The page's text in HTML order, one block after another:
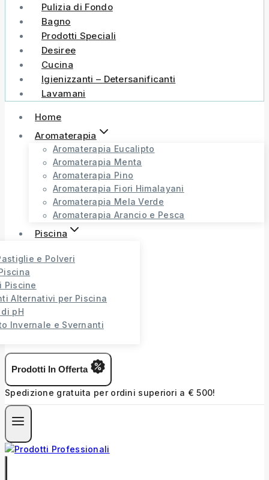
Pulizia di Fondo
Bagno
Prodotti Speciali
Desiree
Cucina
Igienizzanti – Detersanificanti
Lavamani
Home
Aromaterapia
Aromaterapia Eucalipto
Aromaterapia Menta
Aromaterapia Pino
Aromaterapia Fiori Himalayani
Aromaterapia Mela Verde
Aromaterapia Arancio e Pesca
Piscina
e Polveri
Piscine
Alternativi per Piscina
pH
Invernale e Svernanti
Prodotti In Offerta
Spedizione gratuita per ordini superiori a € 500!